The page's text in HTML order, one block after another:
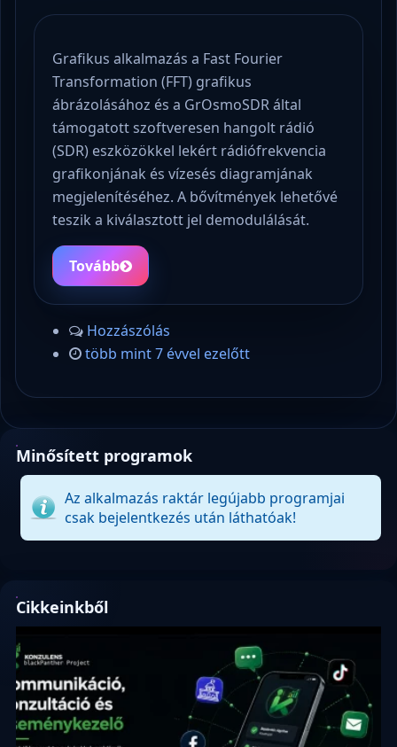
Grafikus alkalmazás a Fast Fourier
Transformation (FFT) grafikus
ábrázolásához és a GrOsmoSDR által
támogatott szoftveresen hangolt rádió
(SDR) eszközökkel lekért rádiófrekvencia
grafikonjának és vízesés diagramjának
megjelenítéséhez. A bővítmények lehetővé
teszik a kiválasztott jel demodulálását.
Tovább
Hozzászólás
több mint 7 évvel ezelőtt
Minősített programok
Az alkalmazás raktár legújabb programjai
csak bejelentkezés után láthatóak!
Cikkeinkből